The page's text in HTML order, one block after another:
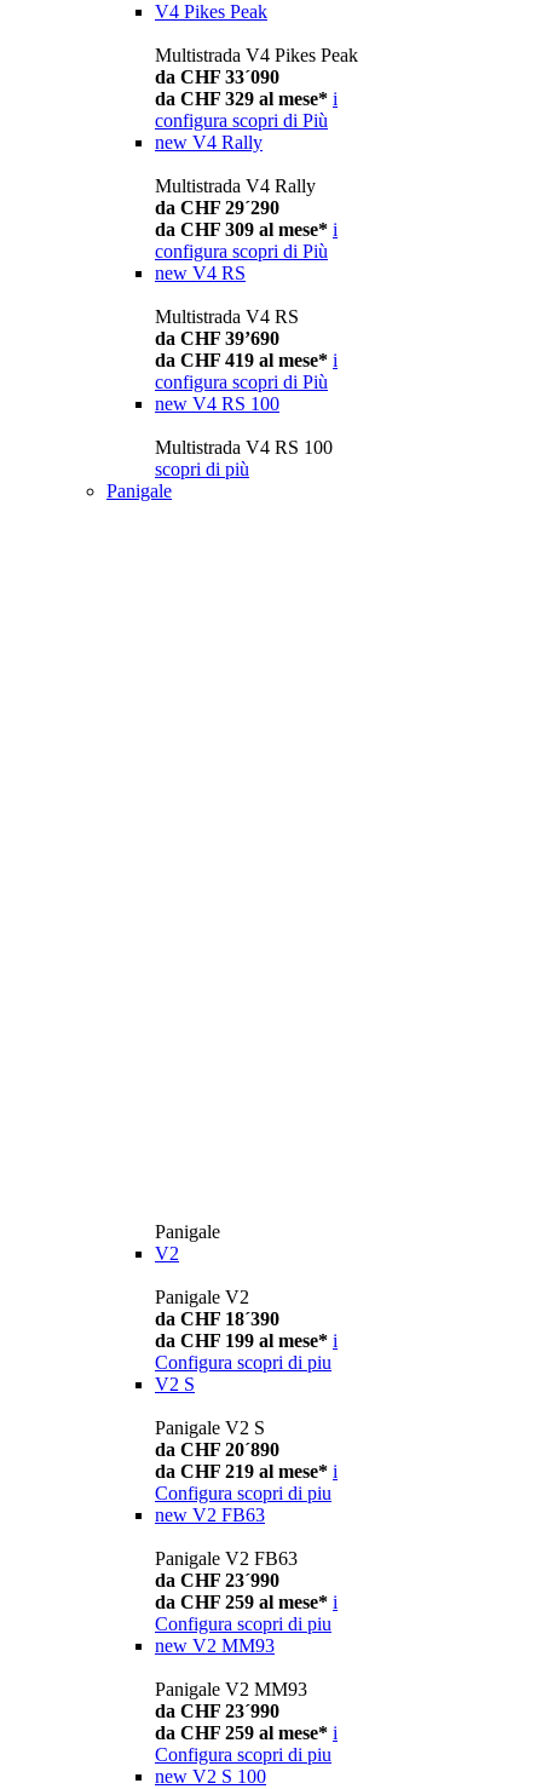
V4 Pikes Peak
Multistrada V4 Pikes Peak
da CHF 33´090
da CHF 329 al mese* i
configura scopri di Più
new V4 Rally
Multistrada V4 Rally
da CHF 29´290
da CHF 309 al mese* i
configura scopri di Più
new V4 RS
Multistrada V4 RS
da CHF 39’690
da CHF 419 al mese* i
configura scopri di Più
new V4 RS 100
Multistrada V4 RS 100
scopri di più
Panigale
Panigale
V2
Panigale V2
da CHF 18´390
da CHF 199 al mese* i
Configura scopri di piu
V2 S
Panigale V2 S
da CHF 20´890
da CHF 219 al mese* i
Configura scopri di piu
new V2 FB63
Panigale V2 FB63
da CHF 23´990
da CHF 259 al mese* i
Configura scopri di piu
new V2 MM93
Panigale V2 MM93
da CHF 23´990
da CHF 259 al mese* i
Configura scopri di piu
new V2 S 100